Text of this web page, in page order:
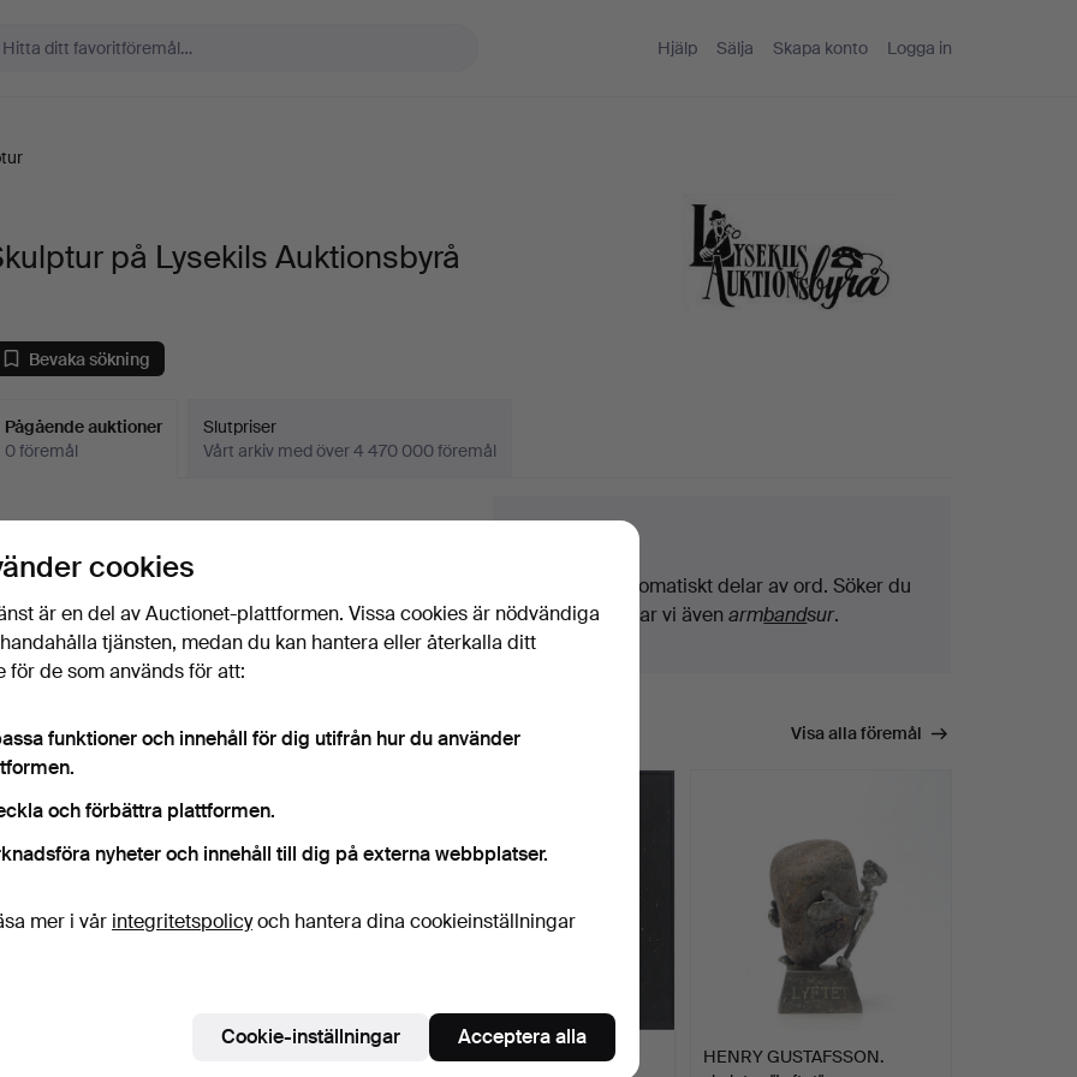
Hjälp Sälja Skapa konto Logga in
på Lysekils Auktionsbyrå
Bevaka sökning
Pågående auktioner
0 föremål
Slutpriser
Vårt arkiv med över 4 470 000 föremål
“Bevaka sökning”
det kommer in.
Vi söker automatiskt delar av ord. Söker du
påband hittar vi ävenarmbandsur.
matchar din sökning Visa alla föremål
TAUBE.
ASTRI BERGMAN-TAUBE.
HENRY GUSTAFSSON.
cookies
är en del av Auctionet-plattformen. Vissa cookies är nödvändiga
tjänsten, medan du kan hantera eller återkalla ditt
för de som används för att:
funktioner och innehåll för dig utifrån hur du använder
och förbättra plattformen.
nyheter och innehåll till dig på externa webbplatser.
mer i vår integritetspolicyoch hantera dina cookieinställningar
Cookie-inställningar Acceptera alla